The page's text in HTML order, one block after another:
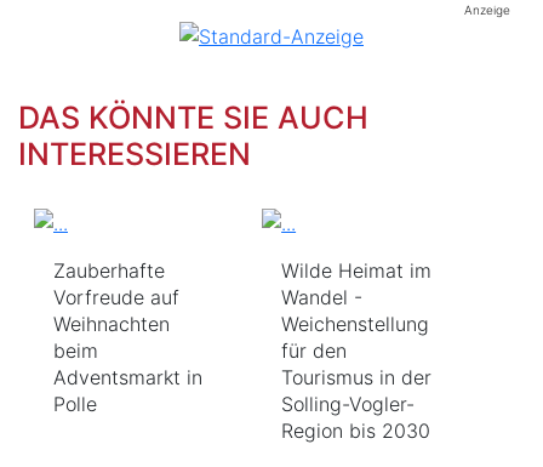
Anzeige
DAS KÖNNTE SIE AUCH
INTERESSIEREN
Zauberhafte
Vorfreude auf
Weihnachten
beim
Adventsmarkt in
Polle
Wilde Heimat im
Wandel -
Weichenstellung
für den
Tourismus in der
Solling-Vogler-
Region bis 2030